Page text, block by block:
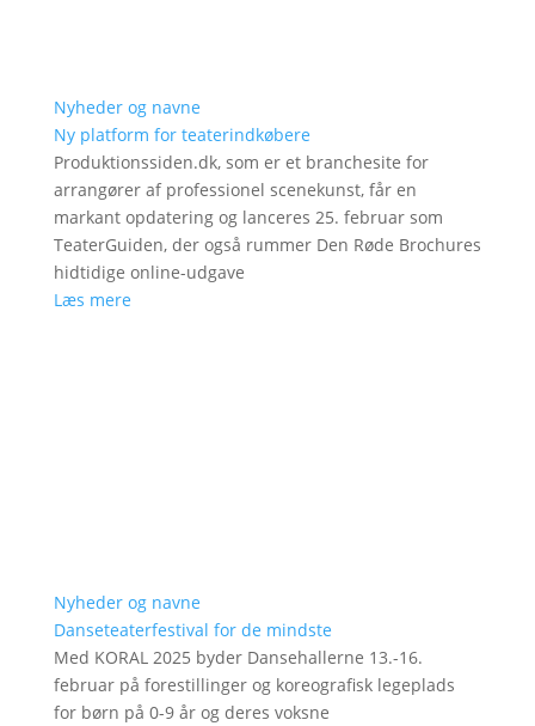
Nyheder og navne
Ny platform for teaterindkøbere
Produktionssiden.dk, som er et branchesite for
arrangører af professionel scenekunst, får en
markant opdatering og lanceres 25. februar som
TeaterGuiden, der også rummer Den Røde Brochures
hidtidige online-udgave
Læs mere
Nyheder og navne
Danseteaterfestival for de mindste
Med KORAL 2025 byder Dansehallerne 13.-16.
februar på forestillinger og koreografisk legeplads
for børn på 0-9 år og deres voksne